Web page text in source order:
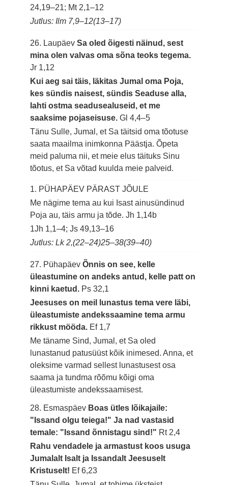
24,19–21; Mt 2,1–12
Jutlus: Ilm 7,9–12(13–17)
26. LaupäevSa oled õigesti näinud, sest
mina olen valvas oma sõna teoks tegema.
Jr 1,12
Kui aeg sai täis, läkitas Jumal oma Poja,
kes sündis naisest, sündis Seaduse alla,
lahti ostma seadusealuseid, et me
saaksime pojaseisuse.Gl 4,4–5
Tänu Sulle, Jumal, et Sa täitsid oma tõotuse
saata maailma inimkonna Päästja. Õpeta
meid paluma nii, et meie elus täituks Sinu
tõotus, et Sa võtad kuulda meie palveid.
1. PÜHAPÄEV PÄRAST JÕULE
Me nägime tema au kui Isast ainusündinud
Poja au, täis armu ja tõde.Jh 1,14b
1Jh 1,1–4; Js 49,13–16
Jutlus: Lk 2,(22–24)25–38(39–40)
27. PühapäevÕnnis on see, kelle
üleastumine on andeks antud, kelle patt on
kinni kaetud. Ps 32,1
Jeesuses on meil lunastus tema vere läbi,
üleastumiste andekssaamine tema armu
rikkust mööda. Ef 1,7
Me täname Sind, Jumal, et Sa oled
lunastanud patusüüst kõik inimesed. Anna, et
oleksime varmad sellest lunastusest osa
saama ja tundma rõõmu kõigi oma
üleastumiste andekssaamisest.
28. Esmaspäev Boas ütles lõikajaile:
"Issand olgu teiega!" Ja nad vastasid
temale: "Issand õnnistagu sind!" Rt 2,4
Rahu vendadele ja armastust koos usuga
Jumalalt Isalt ja Issandalt Jeesuselt
Kristuselt! Ef 6,23